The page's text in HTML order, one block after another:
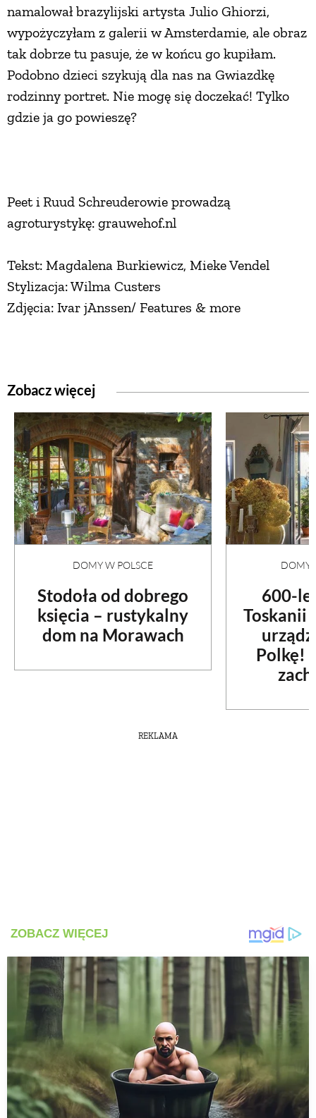
namalował brazylijski artysta Julio Ghiorzi,
wypożyczyłam z galerii w Amsterdamie, ale obraz
tak dobrze tu pasuje, że w końcu go kupiłam.
Podobno dzieci szykują dla nas na Gwiazdkę
rodzinny portret. Nie mogę się doczekać! Tylko
gdzie ja go powieszę?
Peet i Ruud Schreuderowie prowadzą
agroturystykę: grauwehof.nl
Tekst: Magdalena Burkiewicz, Mieke Vendel
Stylizacja: Wilma Custers
Zdjęcia: Ivar jAnssen/ Features & more
Zobacz więcej
DOMY W POLSCE
Stodoła od dobrego
księcia – rustykalny
dom na Morawach
DOMY
600-
Toskanii
Polkę!
REKLAMA